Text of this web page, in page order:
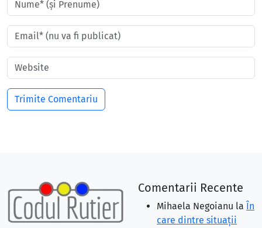
Comentarii Recente
Mihaela Negoianu la În
care dintre situaţii